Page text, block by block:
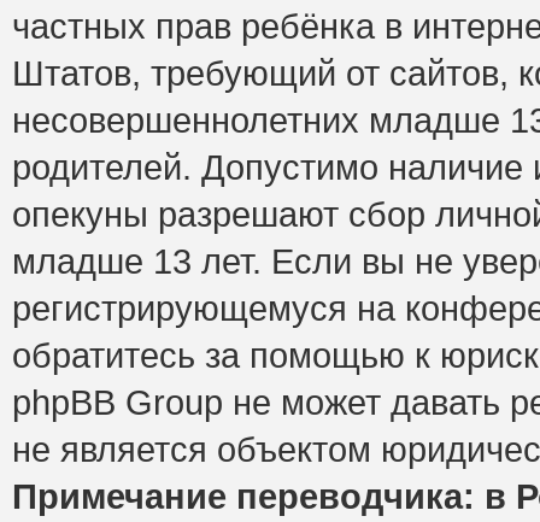
частных прав ребёнка в
Штатов, требующий от сайтов,
несовершеннолетних младше
родителей. Допустимо наличие
опекуны разрешают сбор
младше 13 лет. Если вы не
регистрирующемуся на
обратитесь за помощью к
phpBB Group не может давать
не является объектом
Примечание переводчика: в